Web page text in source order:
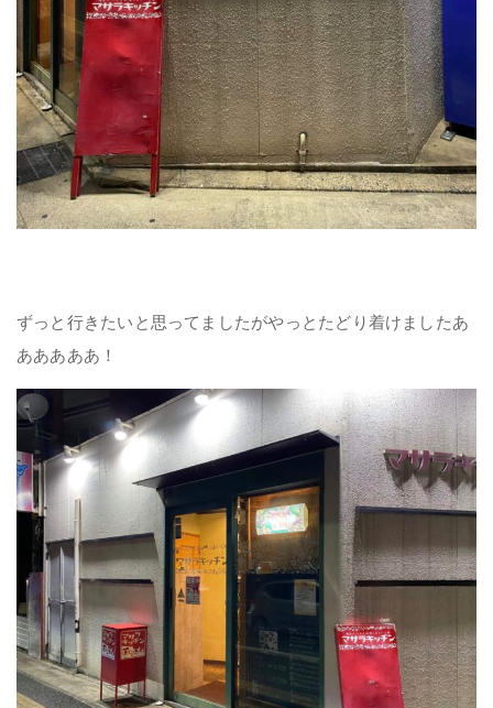
ずっと行きたいと思ってましたがやっとたどり着けましたあ
あああああ！